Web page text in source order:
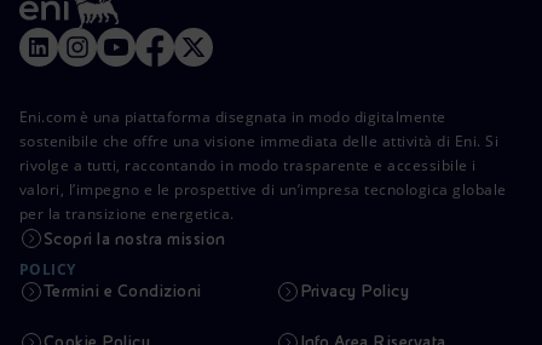
Eni.com è una piattaforma disegnata in modo digitalmente
sostenibile che offre una visione immediata delle attività di Eni. Si
rivolge a tutti, raccontando in modo trasparente e accessibile i
valori, l’impegno e le prospettive di un’impresa tecnologica globale
per la transizione energetica.
Scopri la nostra mission
POLICY
Termini e Condizioni Privacy Policy